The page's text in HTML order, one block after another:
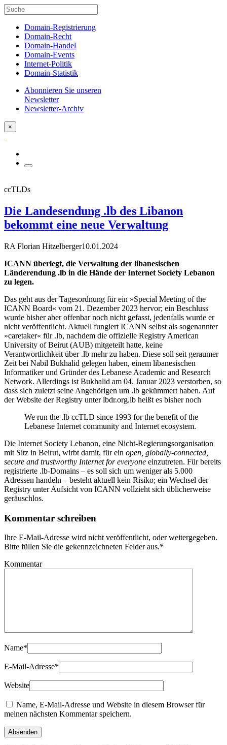
Domain-Registrierung
Domain-Recht
Domain-Handel
Domain-Events
Internet-Politik
Domain-Statistik
Abonnieren Sie unseren
Newsletter
Newsletter-Archiv
×
ccTLDs
Die Landesendung .lb des Libanon
bekommt eine neue Verwaltung
RA Florian Hitzelberger10.01.2024
ICANN überlegt, die Verwaltung der libanesischen
Länderendung .lb in die Hände der Internet Society Lebanon
zu legen.
Das geht aus der Tagesordnung für ein »Special Meeting of the
ICANN Board« vom 21. Dezember 2023 hervor; ein Beschluss
wurde bisher aber offenbar noch nicht gefasst, jedenfalls wurde er
nicht veröffentlicht. Aktuell fungiert ICANN selbst als sogenannter
»caretaker« für .lb, nachdem die offizielle Registry American
University of Beirut (AUB) mitgeteilt hatte, keine
Verantwortlichkeit über .lb mehr zu haben. Diese soll seit geraumer
Zeit bei Nabil Bukhalid gelegen haben, einem libanesischen
Informatiker und Gründer des Lebanese Academic and Research
Network. Allerdings ist Bukhalid am 04. Januar 2023 verstorben, so
dass sich zuletzt seine Angehörigen um .lb gekümmert haben. Auf
der Website der Registry unter lbdr.org.lb heißt es bisher noch
We run the .lb ccTLD since 1993 for the benefit of the
Lebanese Internet community and Internet ecosystem.
Die Internet Society Lebanon, eine Nicht-Regierungsorganisation
mit Sitz in Beirut, wirbt damit, für ein open, globally-connected,
secure and trustworthy Internet for everyone einzutreten. Für bereits
registrierte .lb-Domains – es soll sich um weniger als 5.000
Adressen handeln – besteht aktuell kein Risiko; ein Wechsel der
Registry unter Aufsicht von ICANN vollzieht sich üblicherweise
geräuschlos.
Kommentar schreiben
Ihre E-Mail-Adresse wird nicht veröffentlicht, oder weitergegeben.
Bitte füllen Sie die gekennzeichneten Felder aus.*
Kommentar
Name*
E-Mail-Adresse*
Website
Name, E-Mail-Adresse und Website in diesem Browser für
meinen nächsten Kommentar speichern.